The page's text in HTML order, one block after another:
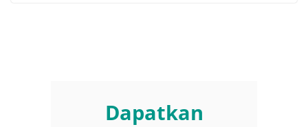
Dapatkan